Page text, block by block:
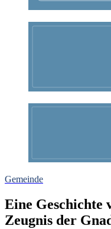
Gemeinde
Eine Geschichte
Zeugnis der